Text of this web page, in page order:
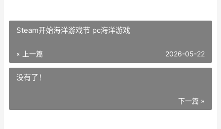
Steam开始海洋游戏节 pc海洋游戏
« 上一篇 2026-05-22
没有了！
下一篇 »